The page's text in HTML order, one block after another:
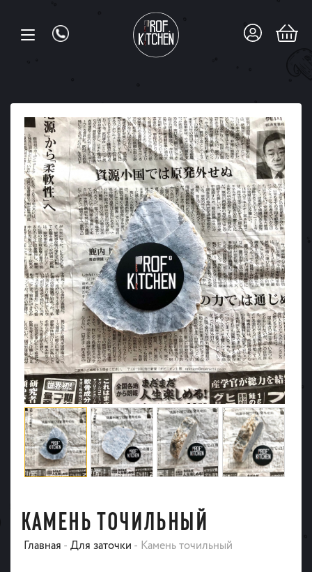
КАМЕНЬ ТОЧИЛЬНЫЙ
Главная - Для заточки - Камень точильный